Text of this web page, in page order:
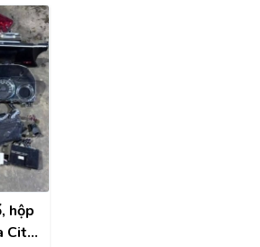
điều
hộp
City